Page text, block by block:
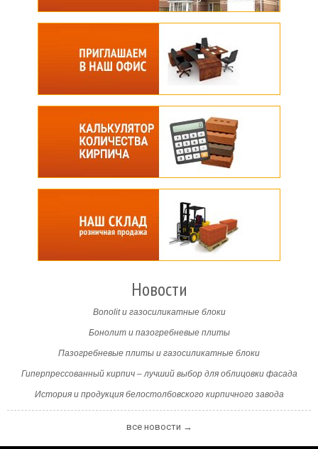
Новости
Bonolit и газосиликатные блоки
Бонолит и пазогребневые плиты
Пазогребневые плиты и газосиликатные блоки
Гиперпрессованный кирпич – лучший выбор для облицовки фасада
История и продукция белостолбовского кирпичного завода
все новости →